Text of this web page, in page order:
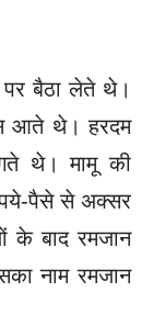
पर बैठा लेते थे।
आते थे। हरदम
थे। मामू की
पैसेसे अक्सर
के बाद रमजान
नाम रमजान